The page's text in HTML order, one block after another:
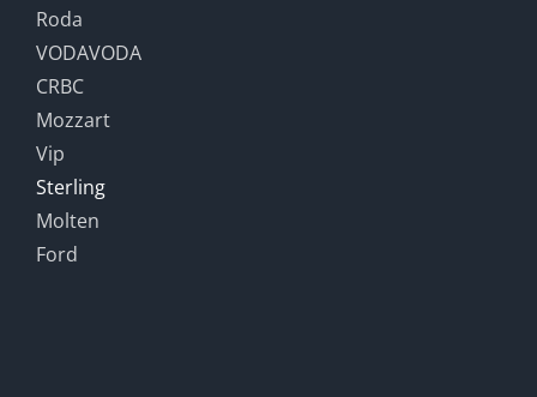
Roda
VODAVODA
CRBC
Mozzart
Vip
Sterling
Molten
Ford